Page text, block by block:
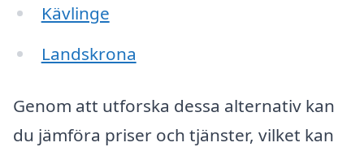
Kävlinge
Landskrona
Genom att utforska dessa alternativ kan
du jämföra priser och tjänster, vilket kan